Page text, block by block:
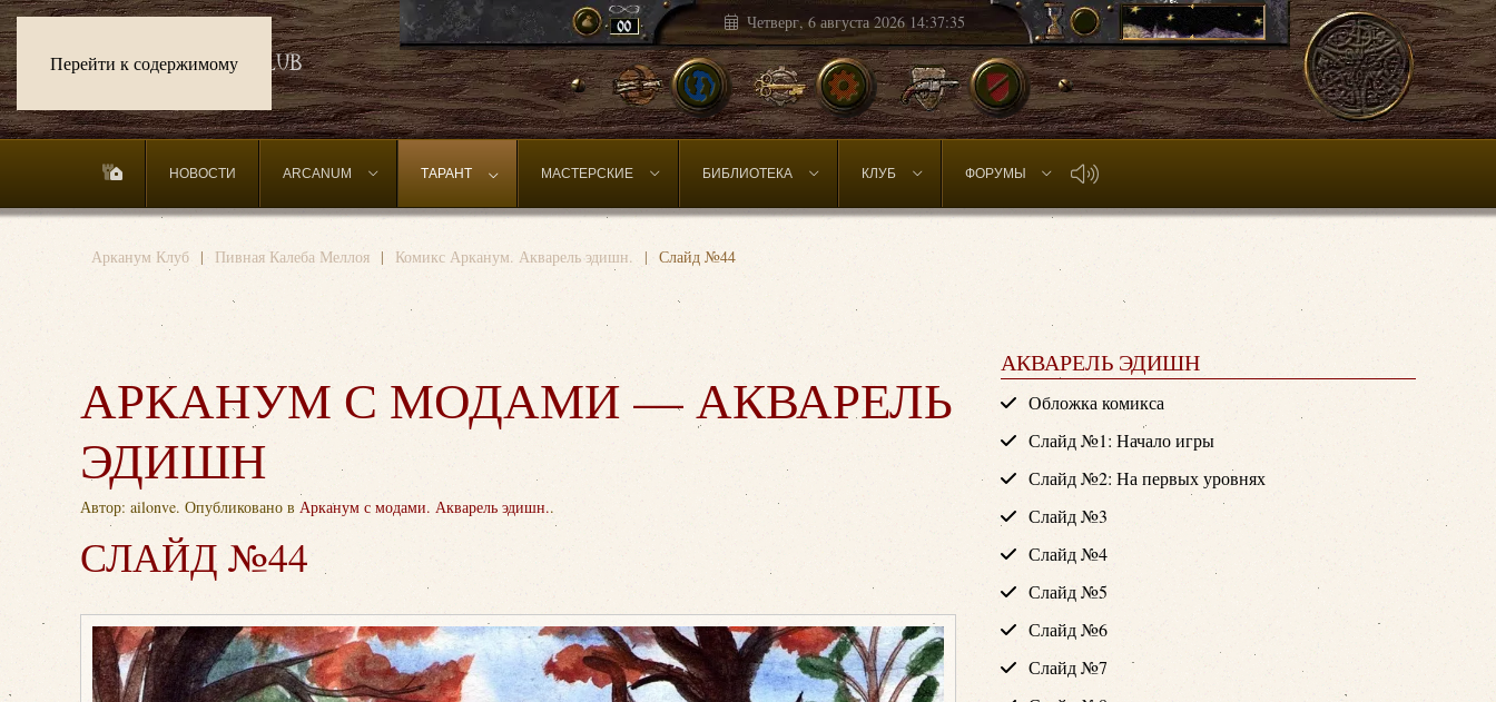
Перейти к содержимому
Четверг, 6 августа 2026 14:37:38
НОВОСТИ ARCANUM ТАРАНТ МАСТЕРСКИЕ БИБЛИОТЕКА КЛУБ ФОРУМЫ
Арканум Клуб Пивная Калеба Меллоя Комикс Арканум. Акварель эдишн. Слайд №44
АРКАНУМ С МОДАМИ — АКВАРЕЛЬ
ЭДИШН
Автор: ailonve. Опубликовано в Арканум с модами. Акварель эдишн..
СЛАЙД №44
АКВАРЕЛЬ ЭДИШН
Обложка комикса
Слайд №1: Начало игры
Слайд №2: На первых уровнях
Слайд №3
Слайд №4
Слайд №5
Слайд №6
Слайд №7